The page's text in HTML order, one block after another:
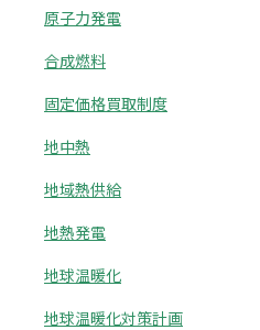
原子力発電
合成燃料
固定価格買取制度
地中熱
地域熱供給
地熱発電
地球温暖化
地球温暖化対策計画